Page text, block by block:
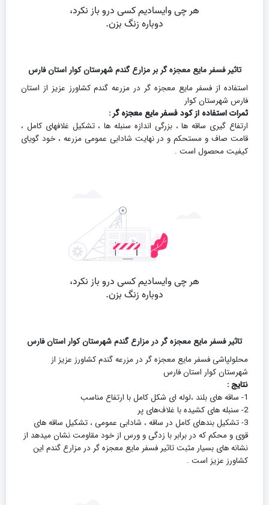
تاثیر فسفر مایع معجزه گر بر مزارع گندم شهرستان کوار استان فارس
استفاده از فسفر مایع معجزه گر در مزرعه گندم کشاورز عزیز از استان
فارس شهرستان کوار
ثمرات استفاده از کود فسفر مایع معجزه گر :
ارتفاع گیری ساقه ها ، بزرگی اندازه سنبله ها ، تشکیل غلافهای کامل ،
قامت صاف و مستحکم و در نهایت شادابی عمومی مزرعه ، خود گویای
کیفیت محصول است .
تاثیر فسفر مایع معجزه گر در مزارع گندم شهرستان کوار استان فارس
محلولپاشی فسفر مایع معجزه گر در مزرعه گندم کشاورز عزیز از
شهرستان کوار استان فارس
نتایج :
1- ساقه های بلند ،لوله ای شکل کامل با ارتفاع مناسب
2- سنبله های کشیده با غلاف‌های پر
3- تشکیل بندهای کامل در ساقه ، شادابی عمومی ، تشکیل ساقه های
قوی و محکم که در برابر با زدگی و ورس از خود مقاومت نشان میدهد از
نشانه های بسیار مثبت تاثیر فسفر مایع معجزه گر در مزارع گندم این
کشاورز عزیز است .